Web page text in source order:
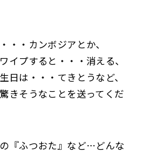
・・カンボジアとか、
イプすると・・・消える、
日は・・・てきとうなど、
きそうなことを送ってくだ
『ふつおた』など…どんな